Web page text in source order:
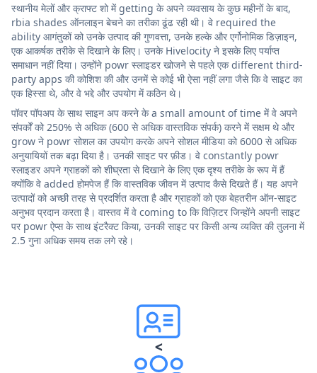
स्थानीय मेलों और क्राफ्ट शो में getting के अपने व्यवसाय के कुछ महीनों के बाद,
rbia shades ऑनलाइन बेचने का तरीका ढूंढ रही थी। वे required the
ability आगंतुकों को उनके उत्पाद की गुणवत्ता, उनके हल्के और एर्गोनोमिक डिज़ाइन,
एक आकर्षक तरीके से दिखाने के लिए। उनके Hivelocity ने इसके लिए पर्याप्त
समाधान नहीं दिया। उन्होंने powr स्लाइडर खोजने से पहले एक different third-
party apps की कोशिश की और उनमें से कोई भी ऐसा नहीं लगा जैसे कि वे साइट का
एक हिस्सा थे, और वे भद्दे और उपयोग में कठिन थे।
पॉवर पॉपअप के साथ साइन अप करने के a small amount of time में वे अपने
संपर्कों को 250% से अधिक (600 से अधिक वास्तविक संपर्क) करने में सक्षम थे और
grow ने powr सोशल का उपयोग करके अपने सोशल मीडिया को 6000 से अधिक
अनुयायियों तक बढ़ा दिया है। उनकी साइट पर फ़ीड। वे constantly powr
स्लाइडर अपने ग्राहकों को शीघ्रता से दिखाने के लिए एक दृश्य तरीके के रूप में हैं
क्योंकि वे added होमपेज हैं कि वास्तविक जीवन में उत्पाद कैसे दिखते हैं। यह अपने
उत्पादों को अच्छी तरह से प्रदर्शित करता है और ग्राहकों को एक बेहतरीन ऑन-साइट
अनुभव प्रदान करता है। वास्तव में वे coming to कि विज़िटर जिन्होंने अपनी साइट
पर powr ऐप्स के साथ इंटरैक्ट किया, उनकी साइट पर किसी अन्य व्यक्ति की तुलना में
2.5 गुना अधिक समय तक लगे रहे।
<